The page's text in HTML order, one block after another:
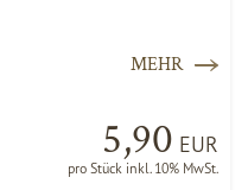
MEHR
5,90 EUR
pro Stück inkl. 10% MwSt.